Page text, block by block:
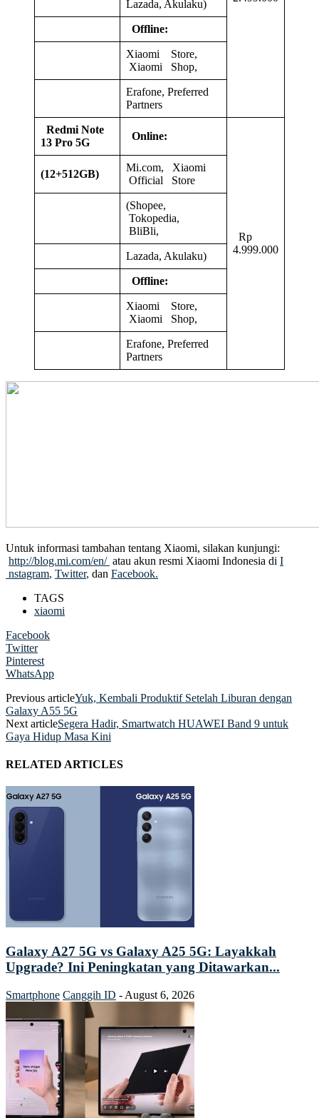
Lazada, Akulaku)
Offline:
Xiaomi Store,
Xiaomi Shop,
Erafone, Preferred
Partners
Redmi Note
13 Pro 5G
Online:
Rp
4.999.000
(12+512GB)
Mi.com, Xiaomi
Official Store
(Shopee,
Tokopedia,
BliBli,
Lazada, Akulaku)
Offline:
Xiaomi Store,
Xiaomi Shop,
Erafone, Preferred
Partners
Untuk informasi tambahan tentang Xiaomi, silakan kunjungi:
http://blog.mi.com/en/ atau akun resmi Xiaomi Indonesia di I
nstagram, Twitter, dan Facebook.
TAGS
xiaomi
Facebook
Twitter
Pinterest
WhatsApp
Previous articleYuk, Kembali Produktif Setelah Liburan dengan
Galaxy A55 5G
Next articleSegera Hadir, Smartwatch HUAWEI Band 9 untuk
Gaya Hidup Masa Kini
RELATED ARTICLES
Galaxy A27 5G vs Galaxy A25 5G: Layakkah
Upgrade? Ini Peningkatan yang Ditawarkan...
Smartphone Canggih ID - August 6, 2026